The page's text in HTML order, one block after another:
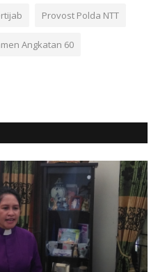
Provost Polda NTT
Angkatan 60